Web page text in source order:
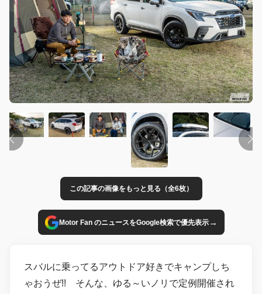
この記事の画像をもっと見る（全6枚）
Motor Fan のニュースをGoogle検索で優先表示→
スバルに乗ってるアウトドア好きでキャンプしち
ゃおうぜ!! そんな、ゆる～いノリで定例開催され